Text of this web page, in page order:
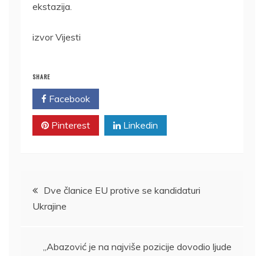
ekstazija.
izvor Vijesti
SHARE
Facebook
Pinterest Linkedin
Kretanje
članka
Dve članice EU protive se kandidaturi
Ukrajine
„Abazović je na najviše pozicije dovodio ljude